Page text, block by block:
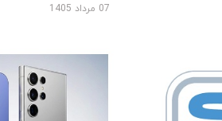
07 مرداد 1405